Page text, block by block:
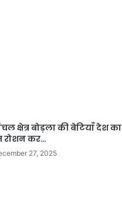
क्षेत्र बोड़ला की बेटियाँ देश का
रोशन कर…
27, 2025